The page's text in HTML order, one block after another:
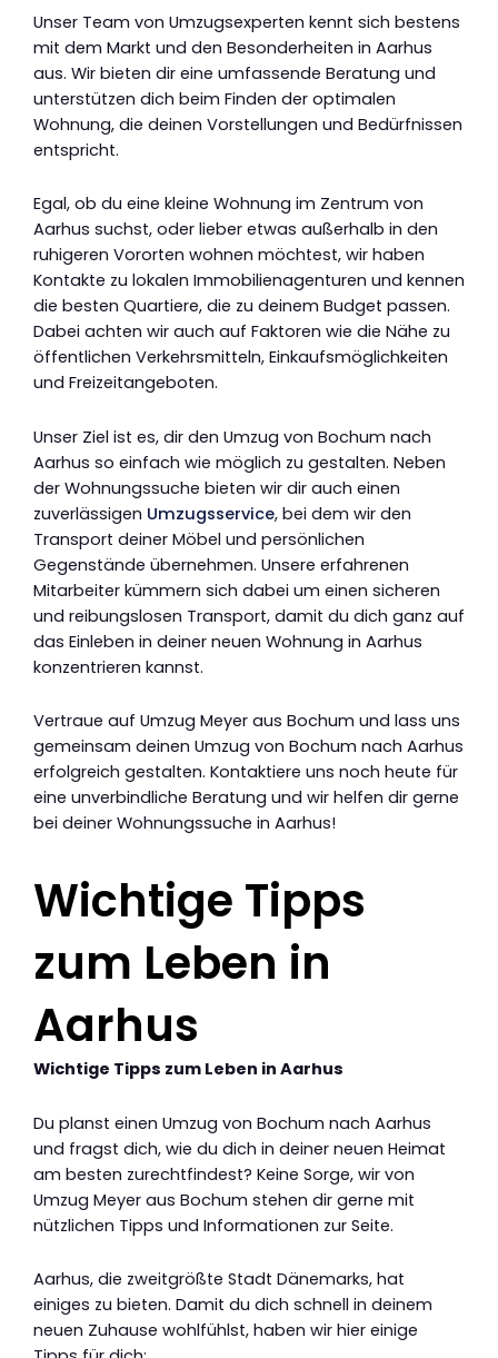
Unser Team von Umzugsexperten kennt sich bestens
mit dem Markt und den Besonderheiten in Aarhus
aus. Wir bieten dir eine umfassende Beratung und
unterstützen dich beim Finden der optimalen
Wohnung, die deinen Vorstellungen und Bedürfnissen
entspricht.
Egal, ob du eine kleine Wohnung im Zentrum von
Aarhus suchst, oder lieber etwas außerhalb in den
ruhigeren Vororten wohnen möchtest, wir haben
Kontakte zu lokalen Immobilienagenturen und kennen
die besten Quartiere, die zu deinem Budget passen.
Dabei achten wir auch auf Faktoren wie die Nähe zu
öffentlichen Verkehrsmitteln, Einkaufsmöglichkeiten
und Freizeitangeboten.
Unser Ziel ist es, dir den Umzug von Bochum nach
Aarhus so einfach wie möglich zu gestalten. Neben
der Wohnungssuche bieten wir dir auch einen
zuverlässigen Umzugsservice, bei dem wir den
Transport deiner Möbel und persönlichen
Gegenstände übernehmen. Unsere erfahrenen
Mitarbeiter kümmern sich dabei um einen sicheren
und reibungslosen Transport, damit du dich ganz auf
das Einleben in deiner neuen Wohnung in Aarhus
konzentrieren kannst.
Vertraue auf Umzug Meyer aus Bochum und lass uns
gemeinsam deinen Umzug von Bochum nach Aarhus
erfolgreich gestalten. Kontaktiere uns noch heute für
eine unverbindliche Beratung und wir helfen dir gerne
bei deiner Wohnungssuche in Aarhus!
Wichtige Tipps
zum Leben in
Aarhus
Wichtige Tipps zum Leben in Aarhus
Du planst einen Umzug von Bochum nach Aarhus
und fragst dich, wie du dich in deiner neuen Heimat
am besten zurechtfindest? Keine Sorge, wir von
Umzug Meyer aus Bochum stehen dir gerne mit
nützlichen Tipps und Informationen zur Seite.
Aarhus, die zweitgrößte Stadt Dänemarks, hat
einiges zu bieten. Damit du dich schnell in deinem
neuen Zuhause wohlfühlst, haben wir hier einige